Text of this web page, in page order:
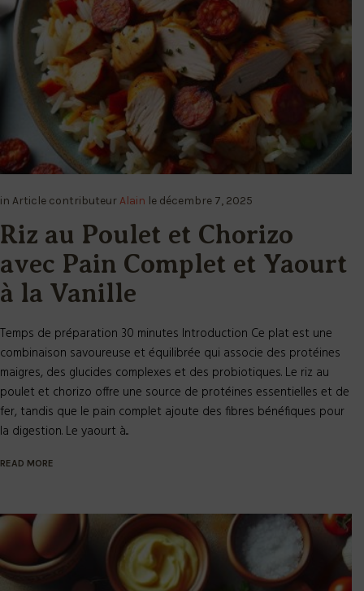
inArticlecontributeur Alain ledécembre 7, 2025
Riz au Poulet et Chorizo
avec Pain Complet et Yaourt
à la Vanille
Temps de préparation 30 minutes Introduction Ce plat est une
maigres, des glucides complexes et des probiotiques. Le riz au
poulet et chorizo offre une source de protéines essentielles et de
fer, tandis que le pain complet ajoute des fibres bénéfiques pour
la digestion. Le yaourt à...
READ MORE